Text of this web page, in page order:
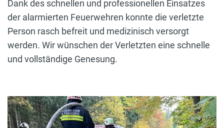
Dank des schnellen und professionellen Einsatzes
der alarmierten Feuerwehren konnte die verletzte
Person rasch befreit und medizinisch versorgt
werden. Wir wünschen der Verletzten eine schnelle
und vollständige Genesung.